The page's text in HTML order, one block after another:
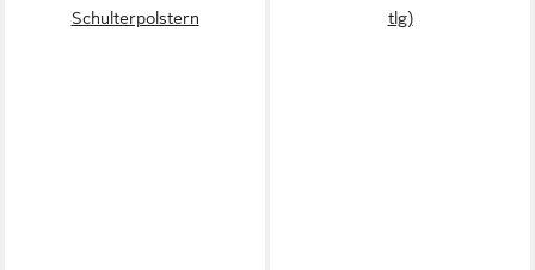
Schulterpolstern
tlg)